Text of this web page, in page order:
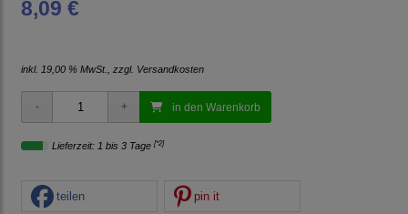
8,09 €
inkl. 19,00 % MwSt., zzgl. Versandkosten
in den Warenkorb
Lieferzeit: 1 bis 3 Tage [*2]
teilen pin it